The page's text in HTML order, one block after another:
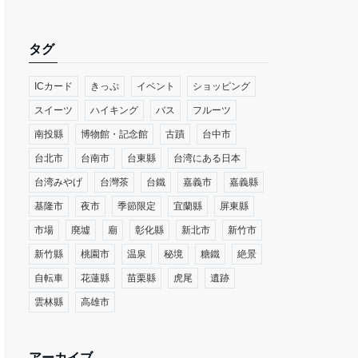
タグ
ICカード きっぷ イベント ショッピング
スイーツ ハイキング バス フルーツ
南投縣 博物館・記念館 古蹟 台中市
台北市 台南市 台東縣 台湾にある日本
台湾みやげ 台灣茶 台鐵 嘉義市 嘉義縣
基隆市 夜市 季節限定 宜蘭縣 屏東縣
市場 廃墟 廟 彰化縣 新北市 新竹市
新竹縣 桃園市 温泉 秘境 糖鐵 絶景
自転車 花蓮縣 苗栗縣 虎尾 遺跡
雲林縣 高雄市